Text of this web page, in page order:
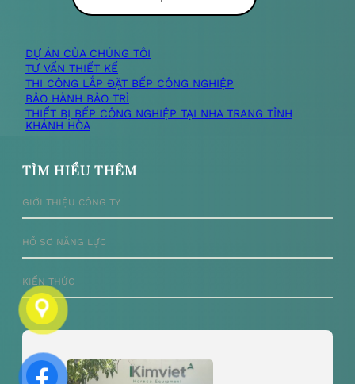
m
k
i
ế
m
DỰ ÁN CỦA CHÚNG TÔI
TƯ VẤN THIẾT KẾ
THI CÔNG LẮP ĐẶT BẾP CÔNG NGHIỆP
BẢO HÀNH BẢO TRÌ
THIẾT BỊ BẾP CÔNG NGHIỆP TẠI NHA TRANG TỈNH
KHÁNH HÒA
TÌM HIỂU THÊM
GIỚI THIỆU CÔNG TY
HỒ SƠ NĂNG LỰC
KIẾN THỨC